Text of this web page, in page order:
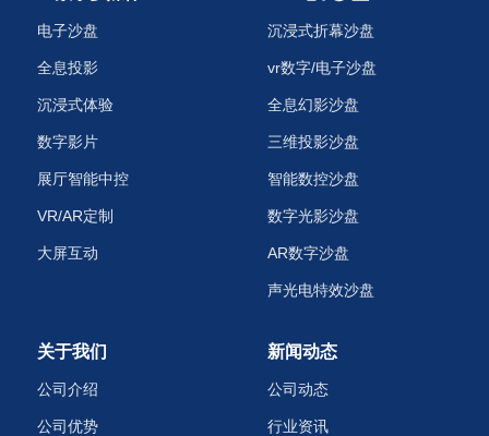
电子沙盘
全息投影
沉浸式体验
数字影片
展厅智能中控
VR/AR定制
大屏互动
沉浸式折幕沙盘
vr数字/电子沙盘
全息幻影沙盘
三维投影沙盘
智能数控沙盘
数字光影沙盘
AR数字沙盘
声光电特效沙盘‌
关于我们
公司介绍
公司优势
新闻动态
公司动态
行业资讯